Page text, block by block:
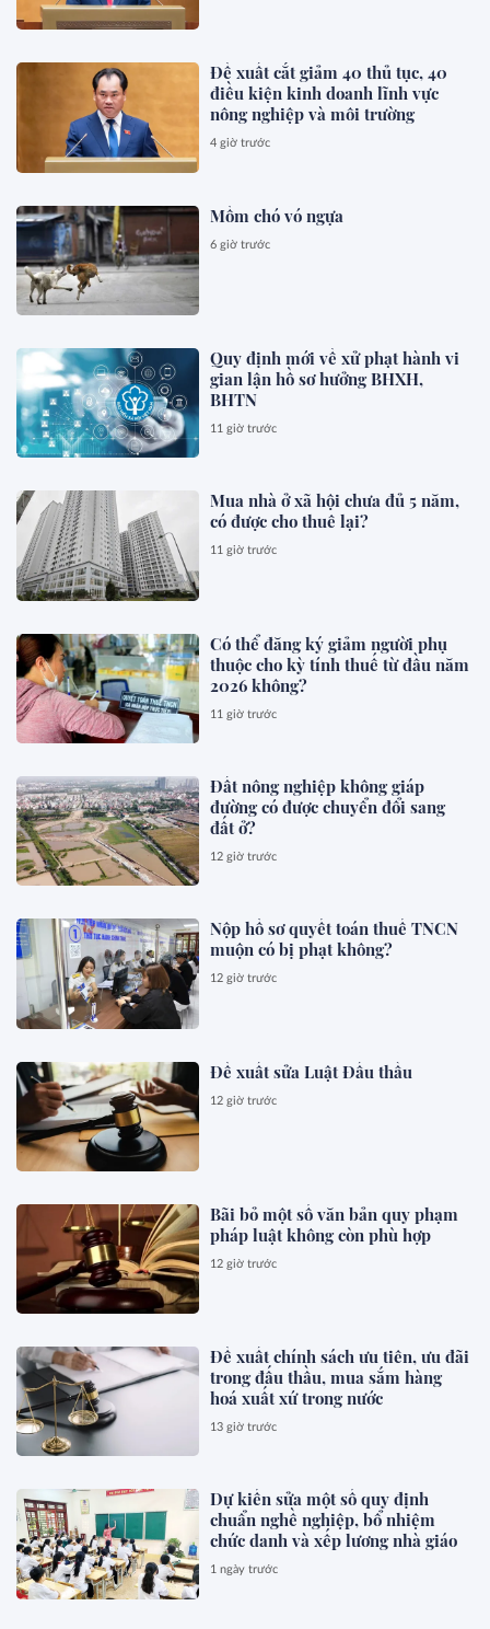
Đề xuất cắt giảm 40 thủ tục, 40
điều kiện kinh doanh lĩnh vực
nông nghiệp và môi trường
4 giờ trước
Mồm chó vó ngựa
6 giờ trước
Quy định mới về xử phạt hành vi
gian lận hồ sơ hưởng BHXH,
BHTN
11 giờ trước
Mua nhà ở xã hội chưa đủ 5 năm,
có được cho thuê lại?
11 giờ trước
Có thể đăng ký giảm người phụ
thuộc cho kỳ tính thuế từ đầu năm
2026 không?
11 giờ trước
Đất nông nghiệp không giáp
đường có được chuyển đổi sang
đất ở?
12 giờ trước
Nộp hồ sơ quyết toán thuế TNCN
muộn có bị phạt không?
12 giờ trước
Đề xuất sửa Luật Đấu thầu
12 giờ trước
Bãi bỏ một số văn bản quy phạm
pháp luật không còn phù hợp
12 giờ trước
Đề xuất chính sách ưu tiên, ưu đãi
trong đấu thầu, mua sắm hàng
hoá xuất xứ trong nước
13 giờ trước
Dự kiến sửa một số quy định
chuẩn nghề nghiệp, bổ nhiệm
chức danh và xếp lương nhà giáo
1 ngày trước